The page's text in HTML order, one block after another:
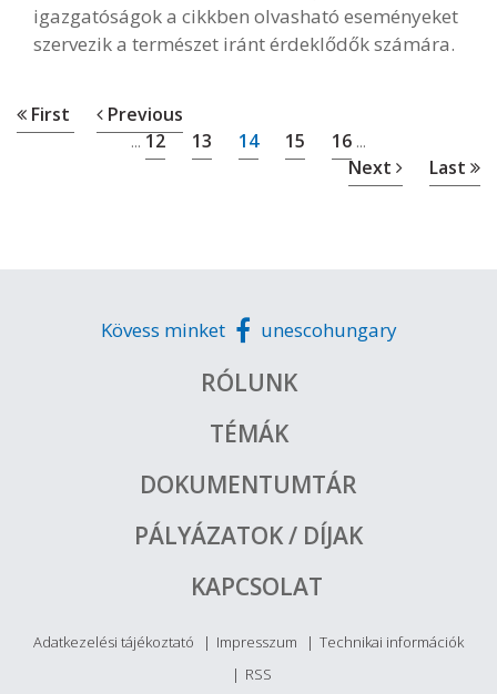
igazgatóságok a cikkben olvasható eseményeket
szervezik a természet iránt érdeklődők számára.
First Previous
... 12 13 14 15 16 ...
Next Last
Kövess minket unescohungary
RÓLUNK
TÉMÁK
DOKUMENTUMTÁR
PÁLYÁZATOK / DÍJAK
KAPCSOLAT
Adatkezelési tájékoztató Impresszum
Technikai információk
RSS